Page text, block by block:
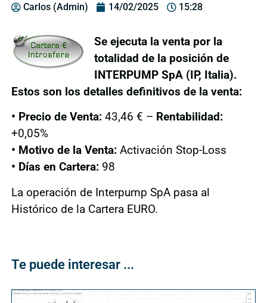
Carlos (Admin) 14/02/2025 15:28
Se ejecuta la venta por la
totalidad de la posición de
INTERPUMP SpA (IP, Italia).
Estos son los detalles definitivos de la venta:
• Precio de Venta: 43,46 € – Rentabilidad:
+0,05%
• Motivo de la Venta: Activación Stop-Loss
• Días en Cartera: 98
La operación de Interpump SpA pasa al
Histórico de la Cartera EURO.
Te puede interesar ...